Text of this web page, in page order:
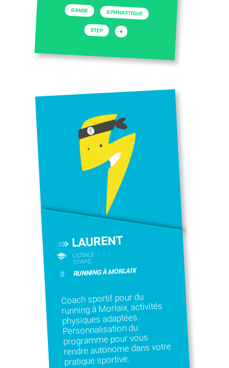
DANSE GYMNASTIQUE
STEP +
LAURENT
LICENCE
STAPS
# RUNNING À MORLAIX
Coach sportif pour du
running à Morlaix, activités
physiques adaptées.
Personnalisation du
programme pour vous
rendre autonome dans votre
pratique sportive.